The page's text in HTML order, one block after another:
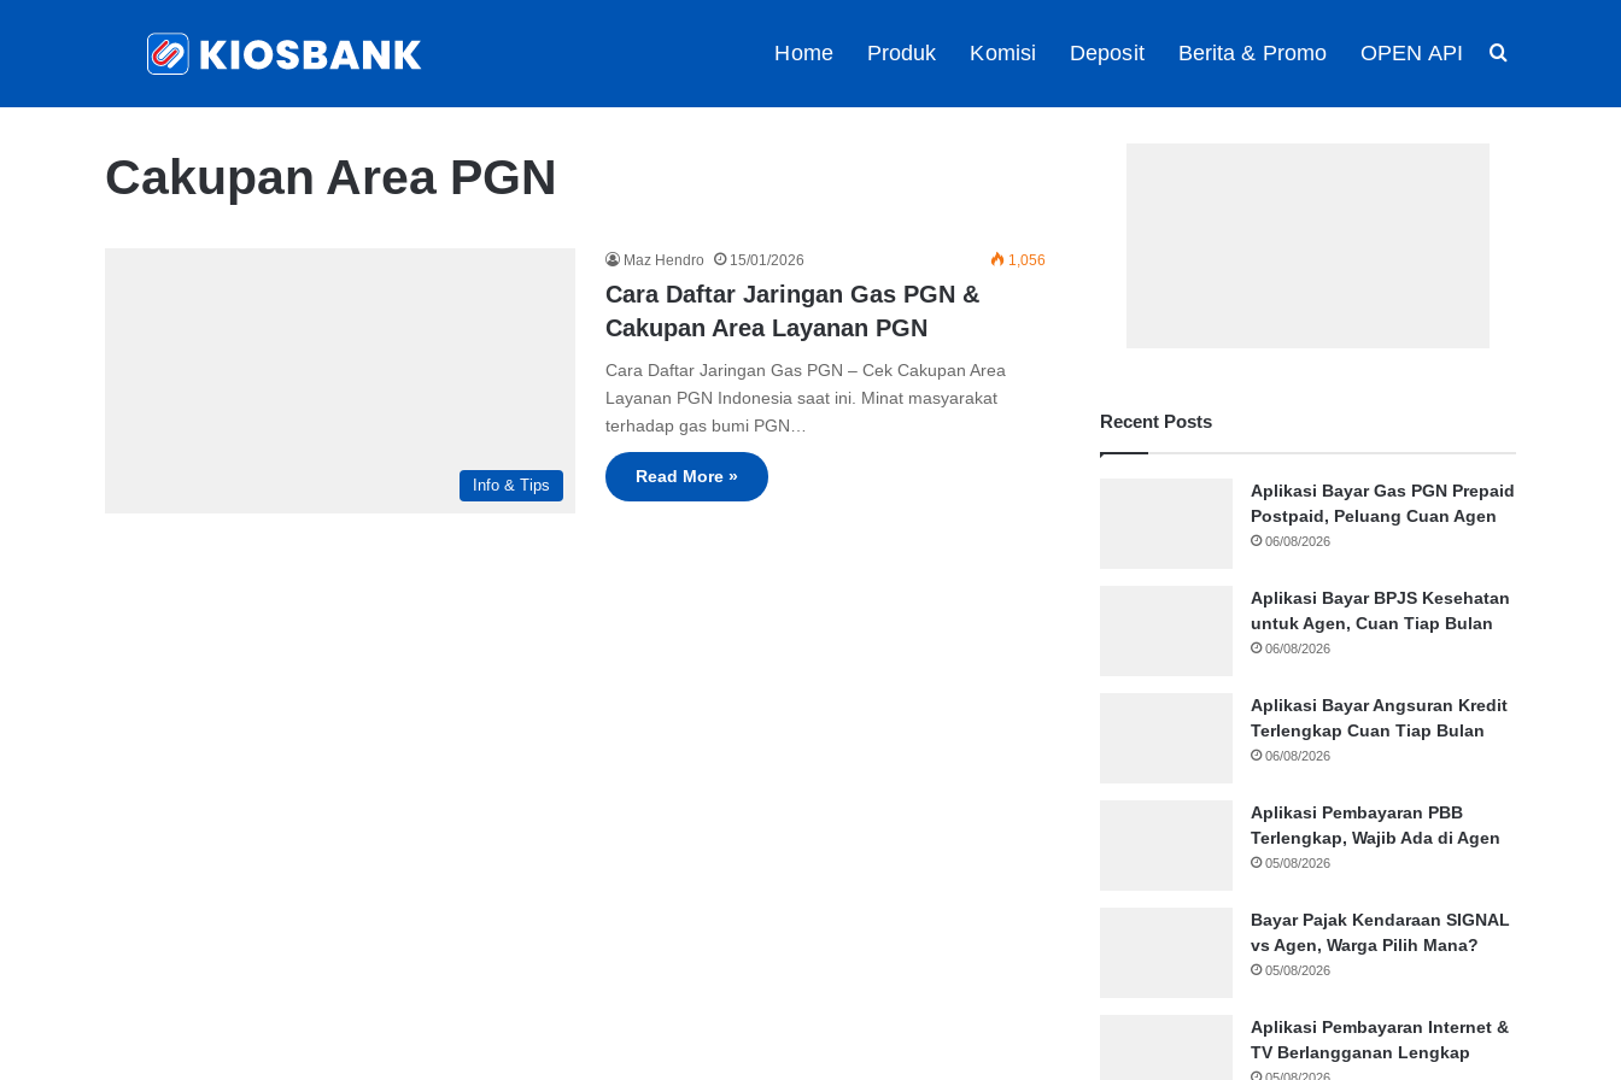
Home Produk Komisi Deposit Berita & Promo OPEN API
Cakupan Area PGN
Info & Tips
Maz Hendro 15/01/2026 1,056
Cara Daftar Jaringan Gas PGN &
Cakupan Area Layanan PGN
Cara Daftar Jaringan Gas PGN – Cek Cakupan Area
Layanan PGN Indonesia saat ini. Minat masyarakat
terhadap gas bumi PGN…
Read More »
Recent Posts
Aplikasi Bayar Gas PGN Prepaid
Postpaid, Peluang Cuan Agen
06/08/2026
Aplikasi Bayar BPJS Kesehatan
untuk Agen, Cuan Tiap Bulan
06/08/2026
Aplikasi Bayar Angsuran Kredit
Terlengkap Cuan Tiap Bulan
06/08/2026
Aplikasi Pembayaran PBB
Terlengkap, Wajib Ada di Agen
05/08/2026
Bayar Pajak Kendaraan SIGNAL
vs Agen, Warga Pilih Mana?
05/08/2026
Aplikasi Pembayaran Internet &
TV Berlangganan Lengkap